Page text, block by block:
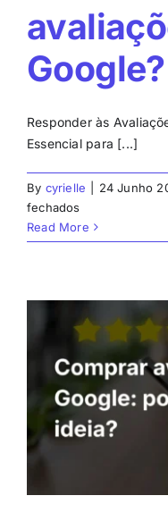
Google?
Responder às
Essencial para [...]
By cyrielle 24 Junho
fechadosem
Como
responder
avaliações
do
Google?
Read More